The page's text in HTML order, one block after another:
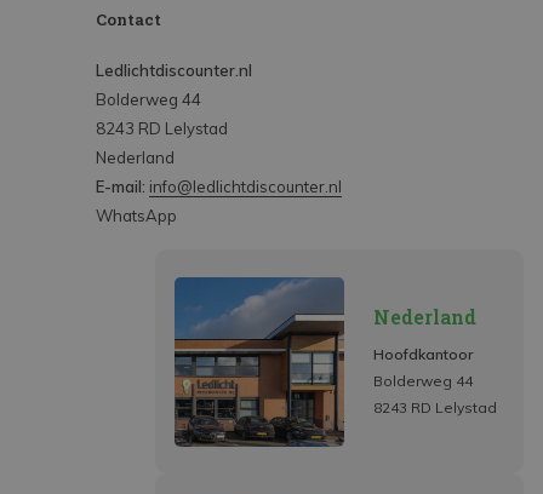
Contact
Ledlichtdiscounter.nl
Bolderweg 44
8243 RD Lelystad
Nederland
E-mail: info@ledlichtdiscounter.nl
WhatsApp
Nederland
Hoofdkantoor
Bolderweg 44
8243 RD Lelystad